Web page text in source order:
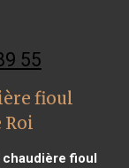
55
fioul
chaudière fioul